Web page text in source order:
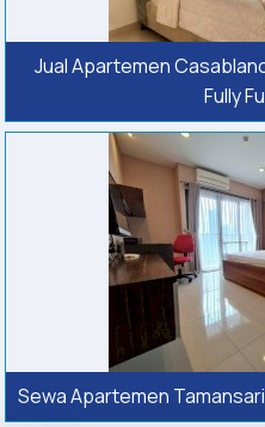
Jual Apartemen
Fully
Sewa Apartemen